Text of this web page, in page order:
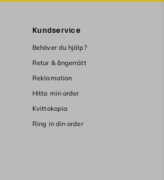
Kundservice
Behöver du hjälp?
Retur & ångerrätt
Reklamation
Hitta min order
Kvittokopia
Ring in din order